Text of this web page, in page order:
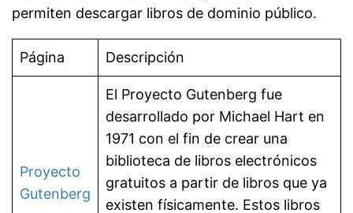
permiten descargar libros de dominio público.
Página Descripción
Proyecto
Gutenberg
El Proyecto Gutenberg fue
desarrollado por Michael Hart en
1971 con el fin de crear una
biblioteca de libros electrónicos
gratuitos a partir de libros que ya
existen físicamente.​ Estos libros